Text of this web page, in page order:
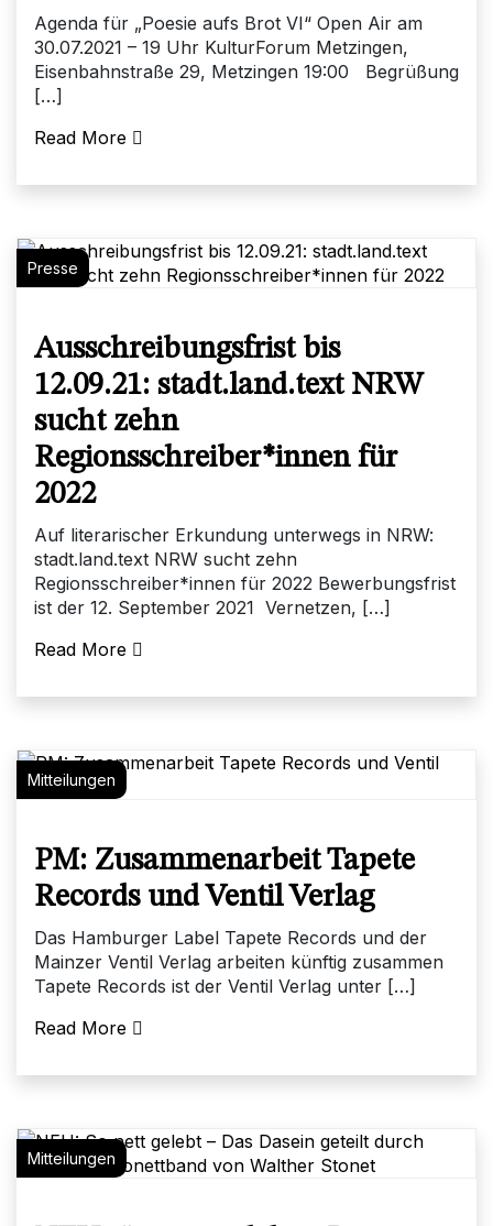
Agenda für „Poesie aufs Brot VI“ Open Air am
30.07.2021 – 19 Uhr KulturForum Metzingen,
Eisenbahnstraße 29, Metzingen 19:00 Begrüßung
[…]
Read More
Presse
Ausschreibungsfrist bis
12.09.21: stadt.land.text NRW
sucht zehn
Regionsschreiber*innen für
2022
Auf literarischer Erkundung unterwegs in NRW:
stadt.land.text NRW sucht zehn
Regionsschreiber*innen für 2022 Bewerbungsfrist
ist der 12. September 2021 Vernetzen, […]
Read More
Mitteilungen
PM: Zusammenarbeit Tapete
Records und Ventil Verlag
Das Hamburger Label Tapete Records und der
Mainzer Ventil Verlag arbeiten künftig zusammen
Tapete Records ist der Ventil Verlag unter […]
Read More
Mitteilungen